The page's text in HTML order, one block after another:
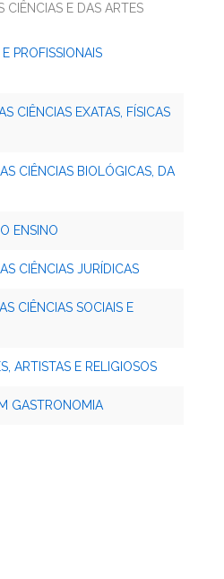
CIÊNCIAS E DAS ARTES
PROFISSIONAIS
CIÊNCIAS EXATAS, FÍSICAS
CIÊNCIAS BIOLÓGICAS, DA
ENSINO
CIÊNCIAS JURÍDICAS
CIÊNCIAS SOCIAIS E
ARTISTAS E RELIGIOSOS
GASTRONOMIA